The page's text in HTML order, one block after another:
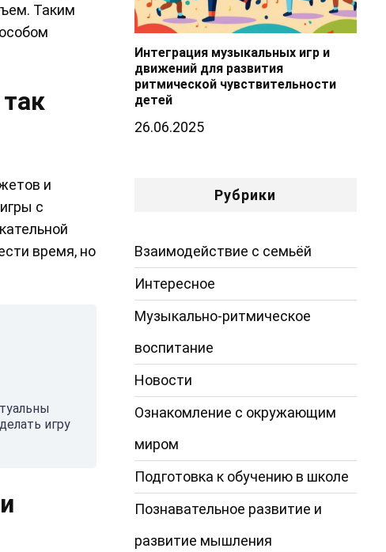
Таким
и
с
время, но
игру
Интеграция музыкальных игр и
движений для развития
ритмической чувствительности
детей
26.06.2025
Рубрики
Взаимодействие с семьёй
Интересное
Музыкально-ритмическое
воспитание
Новости
Ознакомление с окружающим
миром
Подготовка к обучению в школе
Познавательное развитие и
развитие мышления